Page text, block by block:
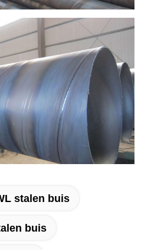
stalen buis
buis